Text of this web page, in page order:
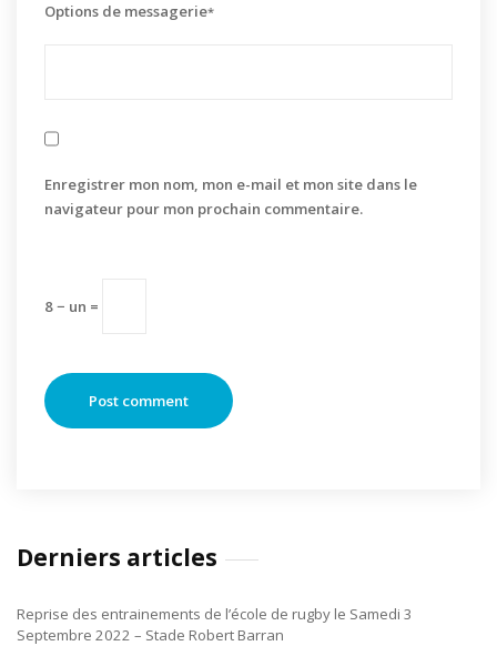
Options de messagerie*
Enregistrer mon nom, mon e-mail et mon site dans le
navigateur pour mon prochain commentaire.
8 − un =
Derniers articles
Reprise des entrainements de l’école de rugby le Samedi 3
Septembre 2022 – Stade Robert Barran